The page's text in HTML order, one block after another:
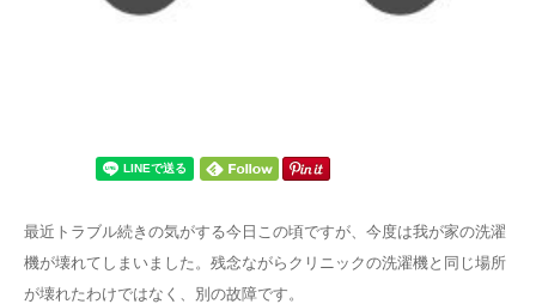
最近トラブル続きの気がする今日この頃ですが、今度は我が家の洗濯
機が壊れてしまいました。残念ながらクリニックの洗濯機と同じ場所
が壊れたわけではなく、別の故障です。